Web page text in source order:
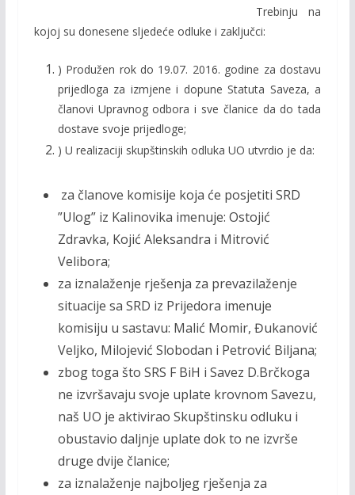
Trebinju na
kojoj su donesene sljedeće odluke i zaključci:
) Produžen rok do 19.07. 2016. godine za dostavu
prijedloga za izmjene i dopune Statuta Saveza, a
članovi Upravnog odbora i sve članice da do tada
dostave svoje prijedloge;
) U realizaciji skupštinskih odluka UO utvrdio je da:
za članove komisije koja će posjetiti SRD
”Ulog” iz Kalinovika imenuje: Ostojić
Zdravka, Kojić Aleksandra i Mitrović
Velibora;
za iznalaženje rješenja za prevazilaženje
situacije sa SRD iz Prijedora imenuje
komisiju u sastavu: Malić Momir, Đukanović
Veljko, Milojević Slobodan i Petrović Biljana;
zbog toga što SRS F BiH i Savez D.Brčkoga
ne izvršavaju svoje uplate krovnom Savezu,
naš UO je aktivirao Skupštinsku odluku i
obustavio daljnje uplate dok to ne izvrše
druge dvije članice;
za iznalaženje najboljeg rješenja za